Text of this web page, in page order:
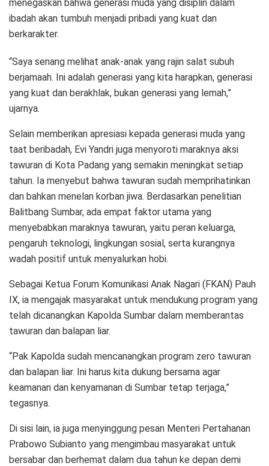
menegaskan bahwa generasi muda yang disiplin dalam
ibadah akan tumbuh menjadi pribadi yang kuat dan
berkarakter.
“Saya senang melihat anak-anak yang rajin salat subuh
berjamaah. Ini adalah generasi yang kita harapkan, generasi
yang kuat dan berakhlak, bukan generasi yang lemah,”
ujarnya.
Selain memberikan apresiasi kepada generasi muda yang
taat beribadah, Evi Yandri juga menyoroti maraknya aksi
tawuran di Kota Padang yang semakin meningkat setiap
tahun. Ia menyebut bahwa tawuran sudah memprihatinkan
dan bahkan menelan korban jiwa. Berdasarkan penelitian
Balitbang Sumbar, ada empat faktor utama yang
menyebabkan maraknya tawuran, yaitu peran keluarga,
pengaruh teknologi, lingkungan sosial, serta kurangnya
wadah positif untuk menyalurkan hobi.
Sebagai Ketua Forum Komunikasi Anak Nagari (FKAN) Pauh
IX, ia mengajak masyarakat untuk mendukung program yang
telah dicanangkan Kapolda Sumbar dalam memberantas
tawuran dan balapan liar.
“Pak Kapolda sudah mencanangkan program zero tawuran
dan balapan liar. Ini harus kita dukung bersama agar
keamanan dan kenyamanan di Sumbar tetap terjaga,”
tegasnya.
Di sisi lain, ia juga menyinggung pesan Menteri Pertahanan
Prabowo Subianto yang mengimbau masyarakat untuk
bersabar dan berhemat dalam dua tahun ke depan demi